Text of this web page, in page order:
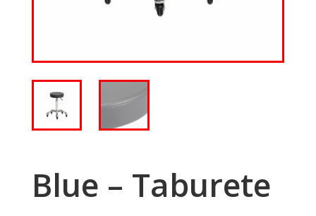
Blue – Taburete